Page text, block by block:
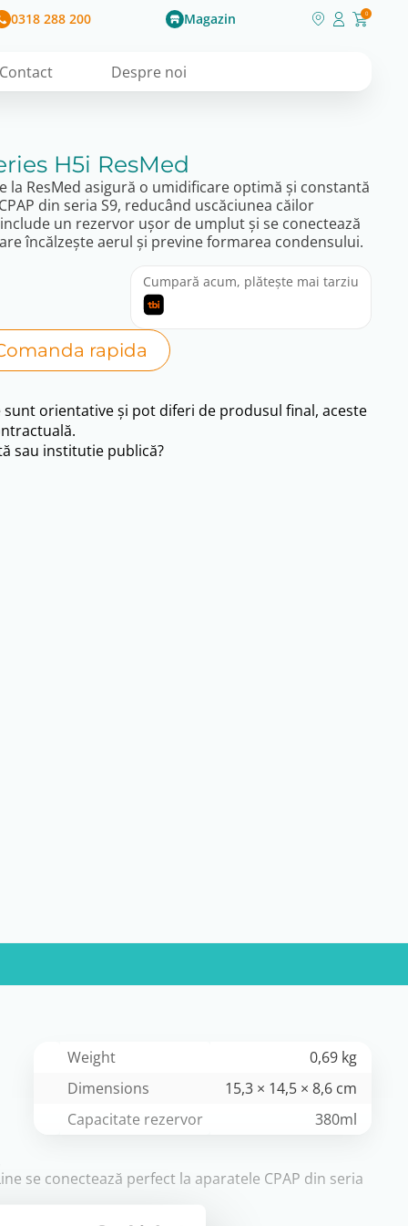
0318 288 200 Magazin 0
Contact Despre noi
H5i ResMed
la ResMed asigură o umidificare optimă și constantă
din seria S9, reducând uscăciunea căilor
un rezervor ușor de umplut și se conectează
încălzește aerul și previne formarea condensului.
Cumpară acum, plătește mai tarziu
rapida
sunt orientative și pot diferi de produsul final, aceste
sau institutie publică?
Weight
0,69 kg
Dimensions
15,3 × 14,5 × 8,6 cm
Capacitate rezervor
380ml
se conectează perfect la aparatele CPAP din seria